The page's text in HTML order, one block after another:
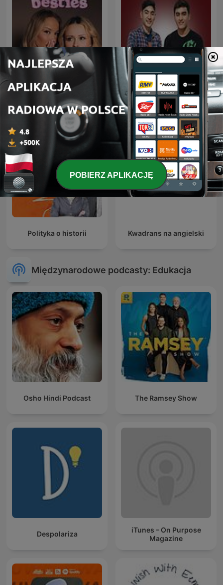
Deutsche Podcasts
Polityka o historii Kwadrans na angielski
Międzynarodowe podcasty: Edukacja
Osho Hindi Podcast The Ramsey Show
Despolariza
iTunes – On Purpose
Magazine
POBIERZ APLIKACJĘ